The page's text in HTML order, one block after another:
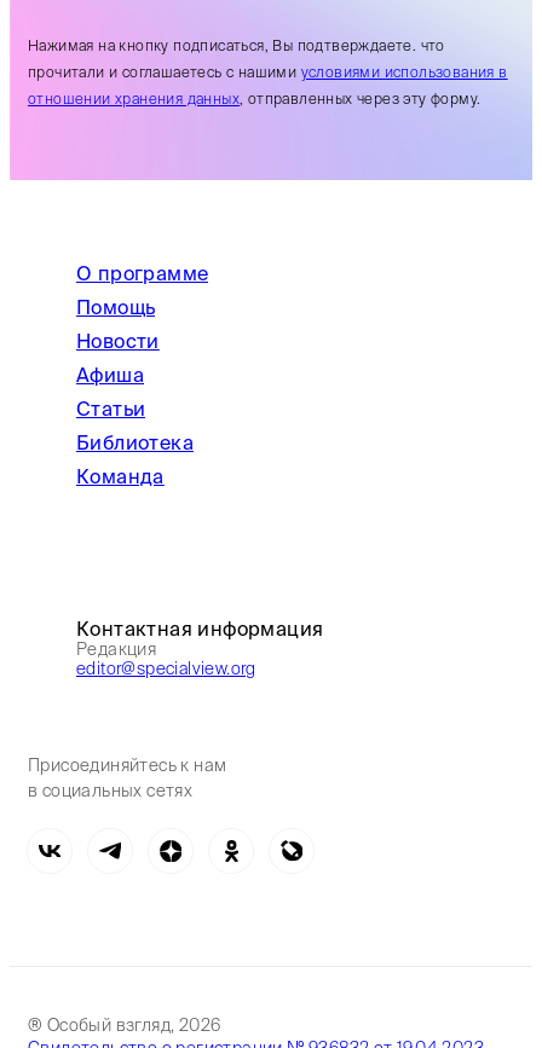
Нажимая на кнопку подписаться, Вы подтверждаете. что
прочитали и соглашаетесь с нашими условиями использования в
отношении хранения данных, отправленных через эту форму.
О программе
Помощь
Новости
Афиша
Статьи
Библиотека
Команда
Контактная информация
Редакция
editor@specialview.org
Присоединяйтесь к нам
в социальных сетях
® Особый взгляд, 2026